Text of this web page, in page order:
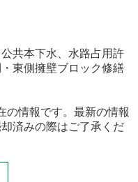
共本下水、水路占用許
東側擁壁ブロック修繕
の情報です。最新の情報
済みの際はご了承くだ